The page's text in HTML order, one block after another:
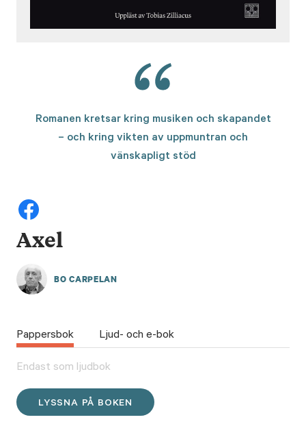
Romanen kretsar kring musiken och skapandet
– och kring vikten av uppmuntran och
vänskapligt stöd
Axel
BO CARPELAN
Pappersbok Ljud- och e-bok
Endast som ljudbok
LYSSNA PÅ BOKEN